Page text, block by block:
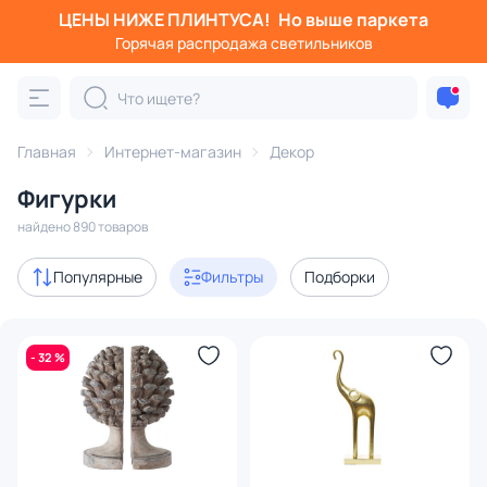
ЦЕНЫ НИЖЕ ПЛИНТУСА! Но выше паркета
Горячая распродажа светильников
Главная Интернет-магазин Декор
Фигурки
найдено 890 товаров
Популярные Фильтры Подборки
- 32 %
Фильтры
Категория: Фигурки
статуэтки держатели книг муляжи
Акции 109
с 3D-моделями
Доставка